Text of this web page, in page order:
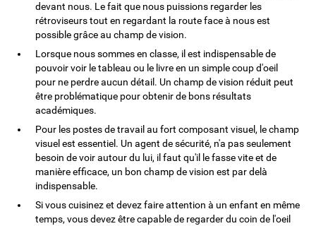
devant nous. Le fait que nous puissions regarder les
rétroviseurs tout en regardant la route face à nous est
possible grâce au champ de vision.
Lorsque nous sommes en classe, il est indispensable de
pouvoir voir le tableau ou le livre en un simple coup d'oeil
pour ne perdre aucun détail. Un champ de vision réduit peut
être problématique pour obtenir de bons résultats
académiques.
Pour les postes de travail au fort composant visuel, le champ
visuel est essentiel. Un agent de sécurité, n'a pas seulement
besoin de voir autour du lui, il faut qu'il le fasse vite et de
manière efficace, un bon champ de vision est par delà
indispensable.
Si vous cuisinez et devez faire attention à un enfant en même
temps, vous devez être capable de regarder du coin de l'oeil